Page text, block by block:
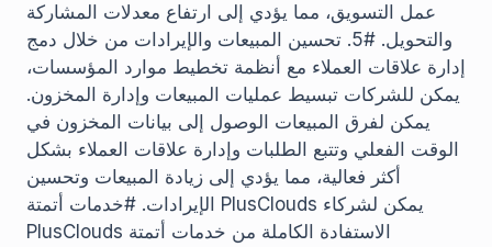
عمل التسويق، مما يؤدي إلى ارتفاع معدلات المشاركة
والتحويل. #5. تحسين المبيعات والإيرادات من خلال دمج
إدارة علاقات العملاء مع أنظمة تخطيط موارد المؤسسات،
يمكن للشركات تبسيط عمليات المبيعات وإدارة المخزون.
يمكن لفرق المبيعات الوصول إلى بيانات المخزون في
الوقت الفعلي وتتبع الطلبات وإدارة علاقات العملاء بشكل
أكثر فعالية، مما يؤدي إلى زيادة المبيعات وتحسين
الإيرادات. #خدمات أتمتة PlusClouds يمكن لشركاء
PlusClouds الاستفادة الكاملة من خدمات أتمتة